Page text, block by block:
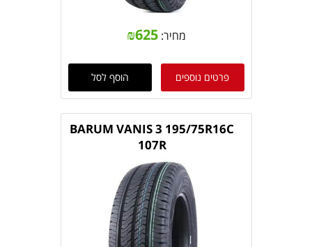
מחיר: ₪625
פרטים נוספים הוסף לסל
BARUM VANIS 3 195/75R16C
107R